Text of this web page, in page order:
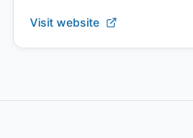
Visit website